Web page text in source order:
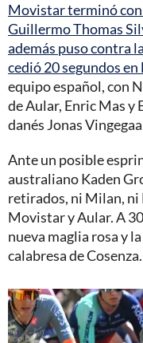
Movistar terminó con
Guillermo Thomas
además puso contra
cedió 20 segundos en
equipo español, con
de Aular, Enric Mas y
danés Jonas
Ante un posible
australiano Kaden
retirados, ni Milan, ni
Movistar y Aular. A
nueva maglia rosa y
calabresa de Cosenza.